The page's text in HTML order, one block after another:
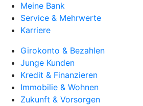
Meine Bank
Service & Mehrwerte
Karriere
Girokonto & Bezahlen
Junge Kunden
Kredit & Finanzieren
Immobilie & Wohnen
Zukunft & Vorsorgen